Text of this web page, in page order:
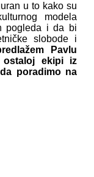
u to kako su
modela
pogleda i da bi
slobode i
Pavlu
ostaloj ekipi iz
poradimo na